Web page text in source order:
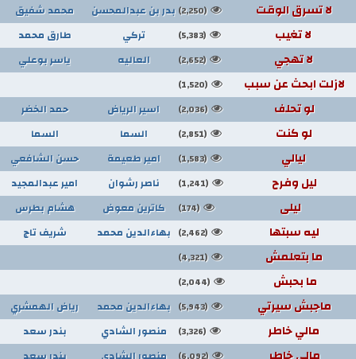
لا تسرق الوقت (2,250) بدر بن عبدالمحسن محمد شفيق
لا تغيب (5,383) تركي طارق محمد
لا تهجي (2,652) العاليه ياسر بوعلي
لازلت ابحث عن سبب (1,520)
لو تحلف (2,036) اسير الرياض حمد الخضر
لو كنت (2,851) السما السما
ليالي (1,583) امير طعيمة حسن الشافعي
ليل وفرح (1,241) ناصر رشوان امير عبدالمجيد
ليلى (174) كاترين معوض هشام بطرس
ليه سبتها (2,462) بهاءالدين محمد شريف تاج
ما بتعلمش (4,321)
ما بحبش (2,044)
ماجبش سيرتي (5,943) بهاءالدين محمد رياض الهمشري
مالي خاطر (3,326) منصور الشادي بندر سعد
(6,092)